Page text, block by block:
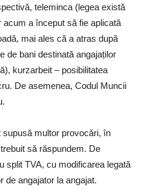
teleminca (legea există
acum a început să fie aplicată
mai ales că a atras după
de bani destinată angajaților
kurzarbeit – posibilitatea
De asemenea, Codul Muncii
supusă multor provocări, în
să răspundem. De
split TVA, cu modificarea legată
de angajator la angajat.